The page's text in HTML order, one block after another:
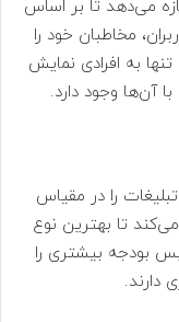
می‌دهد تا بر اساس
مخاطبان خود را
به افرادی نمایش
آن‌ها وجود دارد.
را در مقیاس
تا بهترین نوع
بودجه بیشتری را
دارند.